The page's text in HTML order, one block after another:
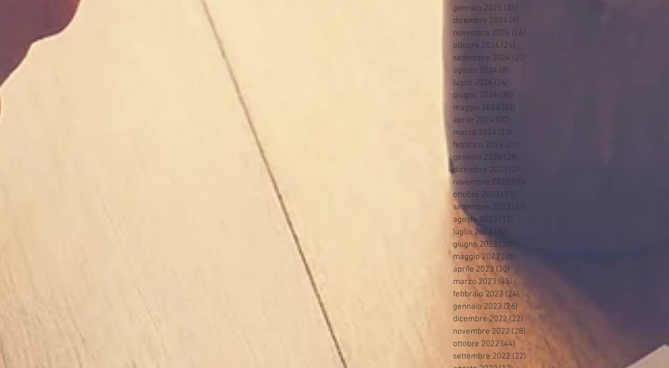
gennaio 2025 (35)
dicembre 2024 (9)
novembre 2024 (16)
ottobre 2024 (24)
settembre 2024 (20)
agosto 2024 (8)
luglio 2024 (24)
giugno 2024 (30)
maggio 2024 (13)
aprile 2024 (20)
marzo 2024 (23)
febbraio 2024 (21)
gennaio 2024 (29)
dicembre 2023 (27)
novembre 2023 (20)
ottobre 2023 (31)
settembre 2023 (31)
agosto 2023 (12)
luglio 2023 (32)
giugno 2023 (35)
maggio 2023 (35)
aprile 2023 (30)
marzo 2023 (45) 45 post
febbraio 2023 (24)
gennaio 2023 (26) 26 post
dicembre 2022 (22) 22 post
novembre 2022 (28)
ottobre 2022 (44)
settembre 2022 (22)